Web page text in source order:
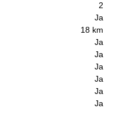
2
Ja
18 km
Ja
Ja
Ja
Ja
Ja
Ja